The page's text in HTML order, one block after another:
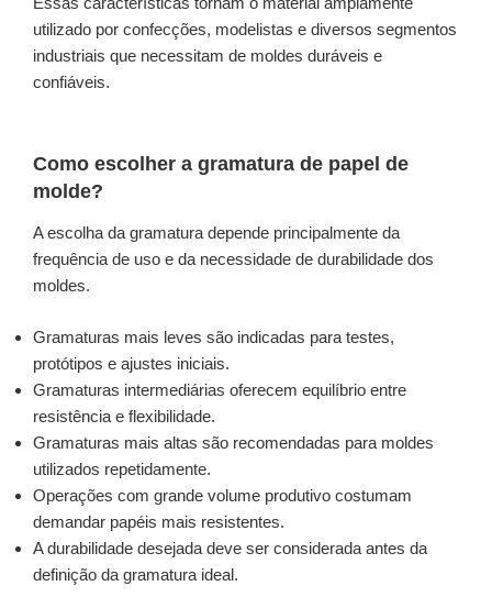
utilizado por confecções, modelistas e diversos segmentos
industriais que necessitam de moldes duráveis e
confiáveis.
Como escolher a gramatura de papel de
molde?
A escolha da gramatura depende principalmente da
frequência de uso e da necessidade de durabilidade dos
moldes.
Gramaturas mais leves são indicadas para testes,
protótipos e ajustes iniciais.
Gramaturas intermediárias oferecem equilíbrio entre
resistência e flexibilidade.
Gramaturas mais altas são recomendadas para moldes
utilizados repetidamente.
Operações com grande volume produtivo costumam
demandar papéis mais resistentes.
A durabilidade desejada deve ser considerada antes da
definição da gramatura ideal.